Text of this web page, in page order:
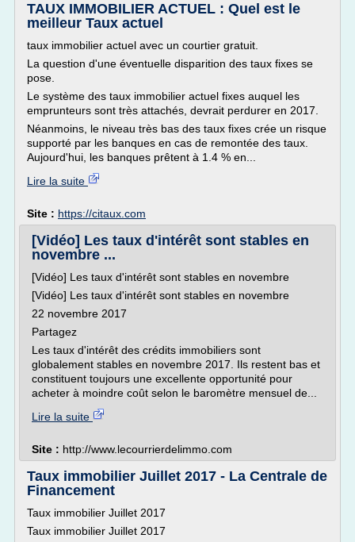
TAUX IMMOBILIER ACTUEL : Quel est le
meilleur Taux actuel
taux immobilier actuel avec un courtier gratuit.
La question d'une éventuelle disparition des taux fixes se
pose.
Le système des taux immobilier actuel fixes auquel les
emprunteurs sont très attachés, devrait perdurer en 2017.
Néanmoins, le niveau très bas des taux fixes crée un risque
supporté par les banques en cas de remontée des taux.
Aujourd'hui, les banques prêtent à 1.4 % en...
Lire la suite
Site : https://citaux.com
[Vidéo] Les taux d'intérêt sont stables en
novembre ...
[Vidéo] Les taux d'intérêt sont stables en novembre
[Vidéo] Les taux d'intérêt sont stables en novembre
22 novembre 2017
Partagez
Les taux d'intérêt des crédits immobiliers sont
globalement stables en novembre 2017. Ils restent bas et
constituent toujours une excellente opportunité pour
acheter à moindre coût selon le baromètre mensuel de...
Lire la suite
Site : http://www.lecourrierdelimmo.com
Taux immobilier Juillet 2017 - La Centrale de
Financement
Taux immobilier Juillet 2017
Taux immobilier Juillet 2017